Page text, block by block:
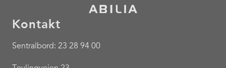
Kontakt
Sentralbord: 23 28 94 00